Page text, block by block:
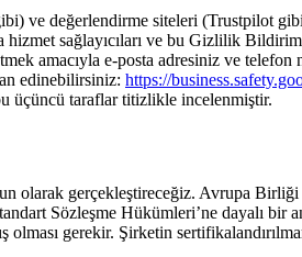
ve değerlendirme siteleri (Trustpilot
sağlayıcıları ve bu Gizlilik
amacıyla e-posta adresiniz ve telefon
edinebilirsiniz: https://
üçüncü taraflar titizlikle incelenmiştir.
olarak gerçekleştireceğiz. Avrupa
Sözleşme Hükümleri’ne dayalı bir
gerekir. Şirketin